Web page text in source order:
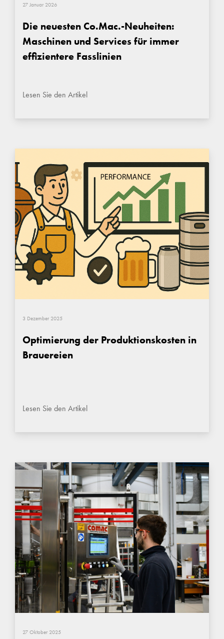
27 Januar 2026
Die neuesten Co.Mac.-Neuheiten:
Maschinen und Services für immer
effizientere Fasslinien
Lesen Sie den Artikel
3 Dezember 2025
Optimierung der Produktionskosten in
Brauereien
Lesen Sie den Artikel
27 Oktober 2025